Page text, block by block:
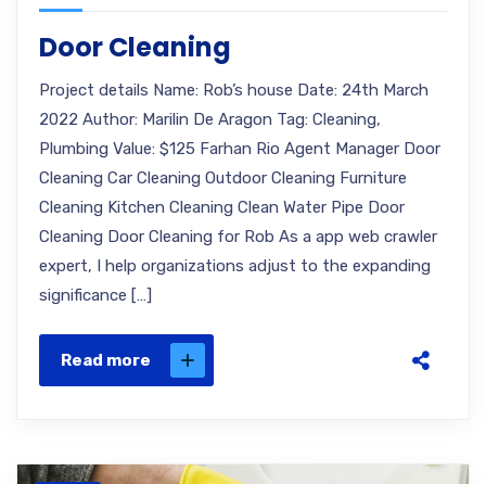
Door Cleaning
Project details Name: Rob’s house Date: 24th March
2022 Author: Marilin De Aragon Tag: Cleaning,
Plumbing Value: $125 Farhan Rio Agent Manager Door
Cleaning Car Cleaning Outdoor Cleaning Furniture
Cleaning Kitchen Cleaning Clean Water Pipe Door
Cleaning Door Cleaning for Rob As a app web crawler
expert, I help organizations adjust to the expanding
significance […]
Read more